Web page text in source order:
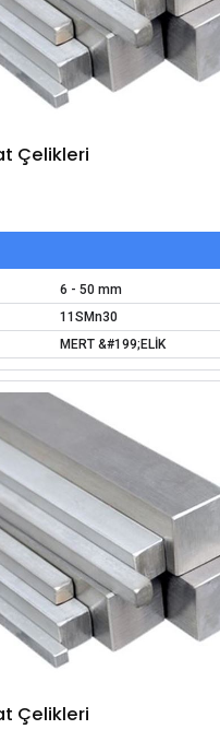
Çelikleri
6 - 50 mm
11SMn30
MERT &#199;ELİK
Çelikleri